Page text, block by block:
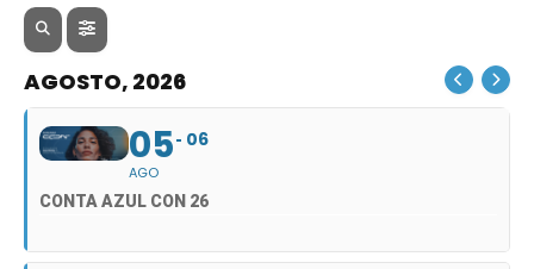
AGOSTO, 2026
05
AGO
06
CONTA AZUL CON 26